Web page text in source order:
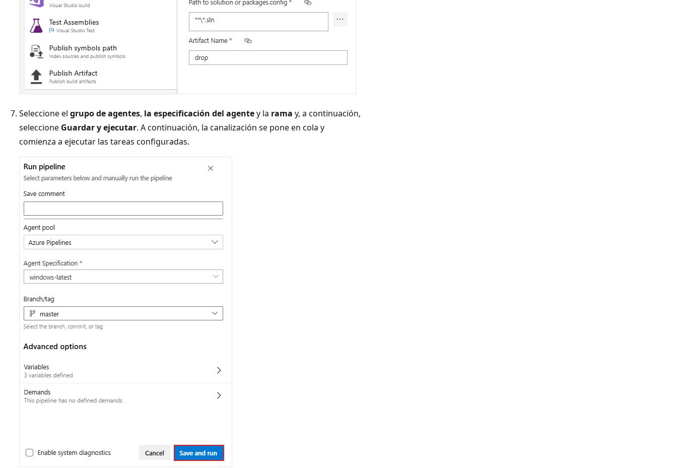
Seleccione el grupo de agentes, la especificación del agentey la rama y, a continuación,
seleccione Guardar y ejecutar. A continuación, la canalización se pone en cola y
comienza a ejecutar las tareas configuradas.